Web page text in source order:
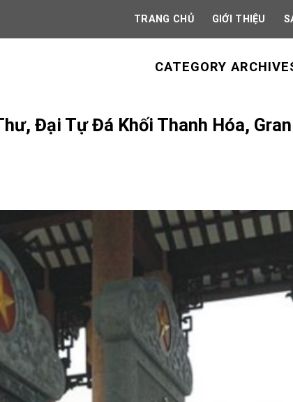
TRANG CHỦ GIỚI THIỆU
CATEGORY
Đại Tự Đá Khối Thanh Hóa,